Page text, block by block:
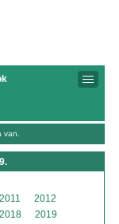
van.
2011
2012
2018
2019